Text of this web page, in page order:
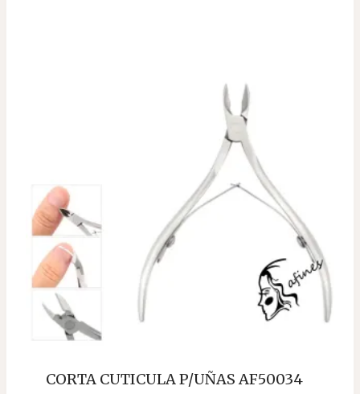
CORTA CUTICULA P/UÑAS AF50034